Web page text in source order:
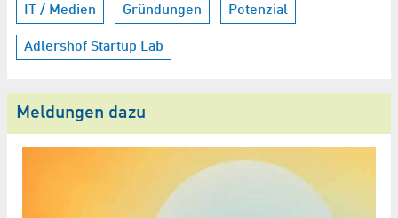
IT / Medien Gründungen Potenzial
Adlershof Startup Lab
Meldungen dazu